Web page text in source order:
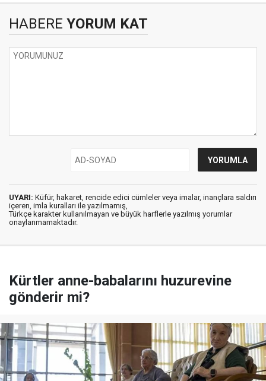
HABERE YORUM KAT
UYARI: Küfür, hakaret, rencide edici cümleler veya imalar, inançlara saldırı
içeren, imla kuralları ile yazılmamış,
Türkçe karakter kullanılmayan ve büyük harflerle yazılmış yorumlar
onaylanmamaktadır.
Kürtler anne-babalarını huzurevine
gönderir mi?